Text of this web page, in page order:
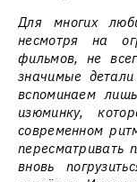
Для многих
несмотря на
фильмов, не
значимые
вспоминаем
изюминку,
современном
пересматривать
вновь